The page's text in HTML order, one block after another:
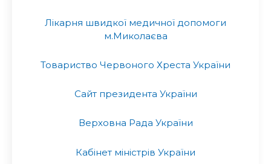
Лікарня швидкої медичної допомоги
м.Миколаєва
Товариство Червоного Хреста України
Сайт президента України
Верховна Рада України
Кабінет міністрів України